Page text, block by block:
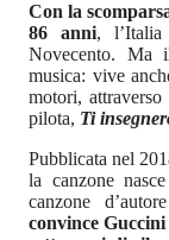
Con la
86 anni,
Novecento. Ma
musica: vive
motori,
pilota, Ti
Pubblicata nel
la canzone
canzone
convince